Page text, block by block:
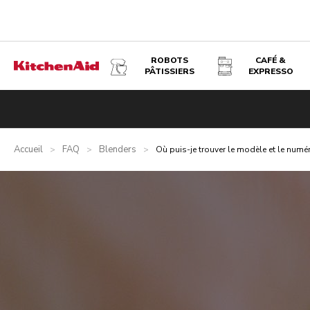
ROBOTS
PÂTISSIERS
CAFÉ &
EXPRESSO
Accueil > FAQ > Blenders > Où puis-je trouver le modèle et le